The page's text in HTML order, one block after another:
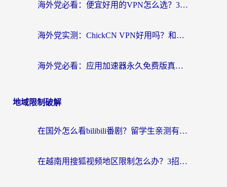
海外党必看：便宜好用的VPN怎么选？3步解决回国访问难题+Steam改区技巧
海外党实测：ChickCN VPN好用吗？和OurPlay VPN对比哪个回国效果更好？附避坑指南
海外党必看：应用加速器永久免费版真的靠谱吗？教你选对回国加速器无缝刷国内资源
地域限制破解
在国外怎么看bilibili番剧？留学生亲测有效的地域限制突破指南（附酷我酷狗音乐解决方法）
在越南用搜狐视频地区限制怎么办？3招解决海外看国内剧难题（附西瓜视频CCTV观看技巧）